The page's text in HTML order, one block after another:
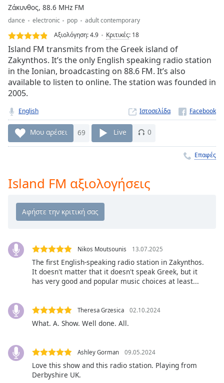
Loaded:
0.00%
Stream
Type
LIVE
Seek to
live,
currently
behind
liveLIVE
Remaining
Time-
1x
Chapters
Descriptions
off
,
selected
settings,
opens
dialog
subtitles
Ζάκυνθος, 88.6 MHz FM
dance electronic pop
adult contemporary
Αξιολόγηση:4.9 Κριτικές: 18
Island FM transmits from the Greek island of
Zakynthos. It’s the only English speaking radio station
in the Ionian, broadcasting on 88.6 FM. It’s also
available to listen to online. The station was founded in
2005.
English Ιστοσελίδα
Μου αρέσει 69 Live 0
Επαφές
Island FM αξιολογήσεις
Nikos Moutsounis 13.07.2025
The first English-speaking radio station in Zakynthos.
It doesn't matter that it doesn't speak Greek, but it
has very good and popular music choices at least...
Theresa Grzesica 02.10.2024
What. A. Show. Well done. All.
Ashley Gorman 09.05.2024
Love this show and this radio station. Playing from
Derbyshire UK.